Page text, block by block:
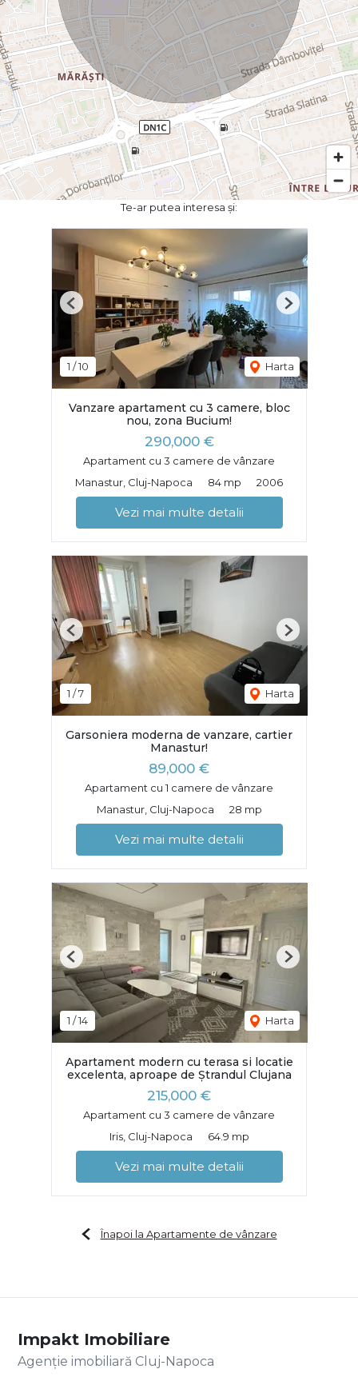
Te-ar putea interesa și:
1 /10 Harta
Previous Next
Vanzare apartament cu 3 camere, bloc
nou, zona Bucium!
290,000 €
Apartament cu 3 camere de vânzare
Manastur, Cluj-Napoca
84 mp 2006
Vezi mai multe detalii
1 /7 Harta
Previous Next
Garsoniera moderna de vanzare, cartier
Manastur!
89,000 €
Apartament cu 1 camere de vânzare
Manastur, Cluj-Napoca
28 mp
Vezi mai multe detalii
1 /14 Harta
Previous Next
Apartament modern cu terasa si locatie
excelenta, aproape de Ștrandul Clujana
215,000 €
Apartament cu 3 camere de vânzare
Iris, Cluj-Napoca
64.9 mp
Vezi mai multe detalii
Înapoi la Apartamente de vânzare
Impakt Imobiliare
Agenție imobiliară Cluj-Napoca